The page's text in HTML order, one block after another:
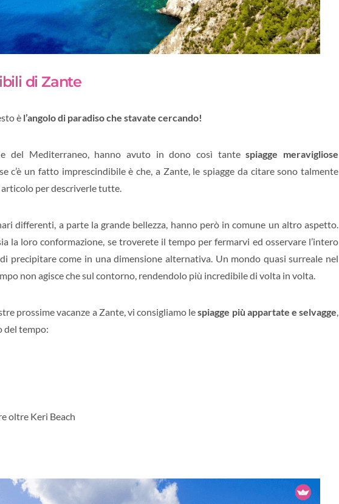
di Zante
è l’angolo di paradiso che stavate cercando!
del Mediterraneo, hanno avuto in dono così tantespiagge meravigliose
c’è un fatto imprescindibile è che, a Zante, le spiagge da citare sono talmente
per descriverle tutte.
differenti, a parte la grande bellezza, hanno però in comune un altro aspetto.
la loro conformazione, se troverete il tempo per fermarvi ed osservare l’intero
precipitare come in una dimensione alternativa. Un mondo quasi surreale nel
non agisce che sul contorno, rendendolo più incredibile di volta in volta.
prossime vacanze a Zante, vi consigliamo lespiagge più appartate e selvagge,
del tempo:
oltre Keri Beach